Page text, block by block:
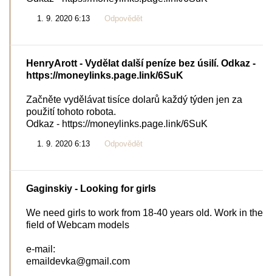
1. 9. 2020 6:13 Odpovědět
HenryArott - Vydělat další peníze bez úsilí. Odkaz -
https://moneylinks.page.link/6SuK
Začněte vydělávat tisíce dolarů každý týden jen za
použití tohoto robota.
Odkaz - https://moneylinks.page.link/6SuK
1. 9. 2020 6:13 Odpovědět
Gaginskiy - Looking for girls
We need girls to work from 18-40 years old. Work in the
field of Webcam models
e-mail:
emaildevka@gmail.com